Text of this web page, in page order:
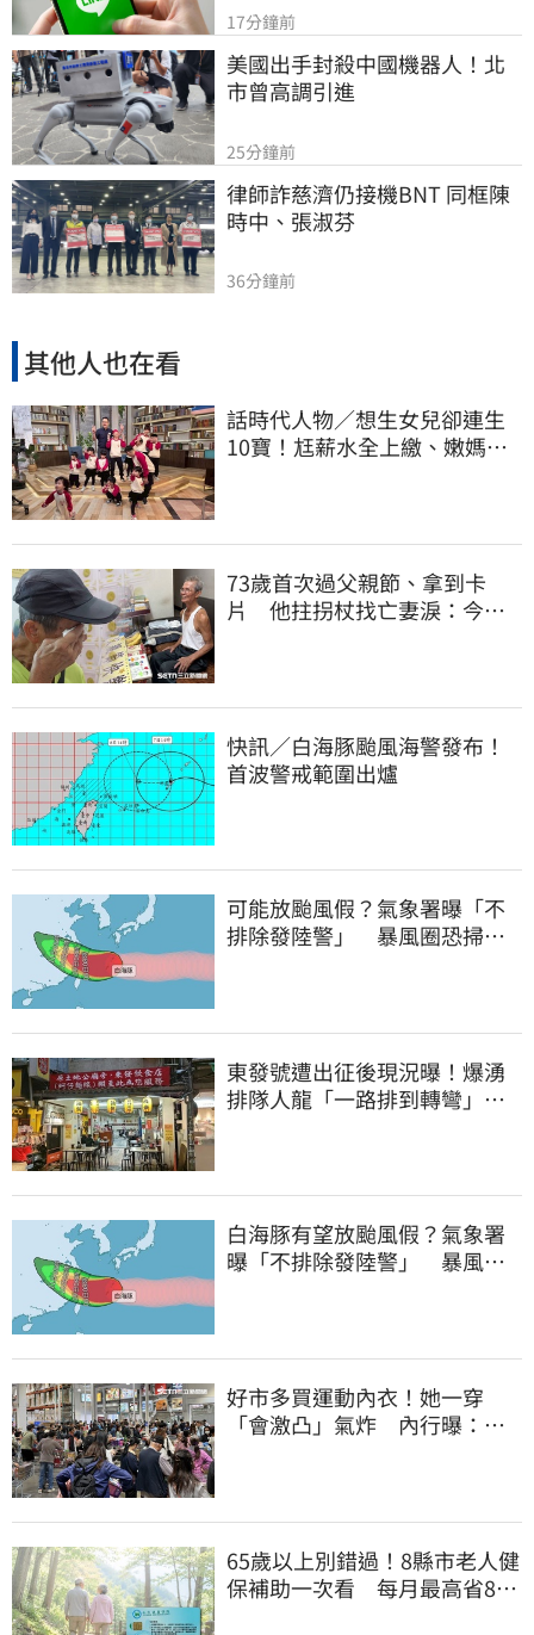
17分鐘前
美國出手封殺中國機器人！北
市曾高調引進
25分鐘前
律師詐慈濟仍接機BNT 同框陳
時中、張淑芬
36分鐘前
其他人也在看
話時代人物／想生女兒卻連生
10寶！尪薪水全上繳、嫩媽吐
73歲首次過父親節、拿到卡
片 他拄拐杖找亡妻淚：今天
快訊／白海豚颱風海警發布！
首波警戒範圍出爐
可能放颱風假？氣象署曝「不
排除發陸警」 暴風圈恐掃過2
東發號遭出征後現況曝！爆湧
排隊人龍「一路排到轉彎」
白海豚有望放颱風假？氣象署
曝「不排除發陸警」 暴風圈
好市多買運動內衣！她一穿
「會激凸」氣炸 內行曝：其
65歲以上別錯過！8縣市老人健
保補助一次看 每月最高省826